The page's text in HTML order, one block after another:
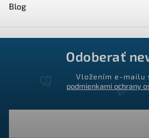
Blog
Odoberať
Vložením e-mailu
podmienkami ochrany